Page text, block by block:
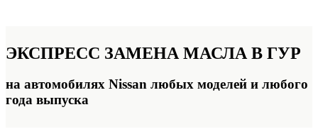
ЭКСПРЕСС ЗАМЕНА МАСЛА В ГУР
на автомобилях Nissan любых моделей и любого
года выпуска